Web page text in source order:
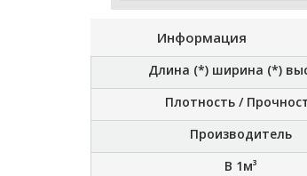
Информация
Длина (*) ширина (*)
Плотность /
Производитель
В 1м³